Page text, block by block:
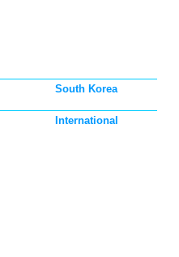
South Korea
International